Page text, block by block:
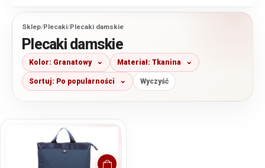
Sklep/Plecaki/Plecaki damskie
Plecaki damskie
Kolor: Granatowy Materiał: Tkanina
Sortuj: Po popularności Wyczyść